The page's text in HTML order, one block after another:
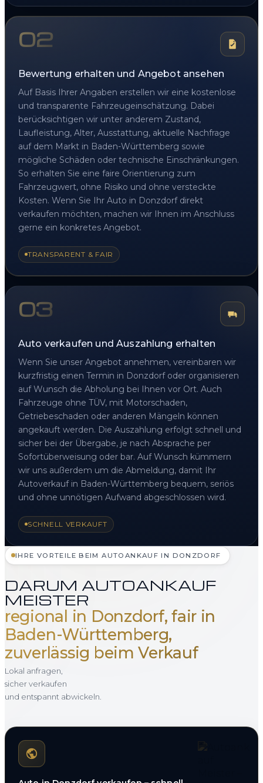
02
Bewertung erhalten und Angebot ansehen
Auf Basis Ihrer Angaben erstellen wir eine kostenlose
und transparente Fahrzeugeinschätzung. Dabei
berücksichtigen wir unter anderem Zustand,
Laufleistung, Alter, Ausstattung, aktuelle Nachfrage
auf dem Markt in Baden-Württemberg sowie
mögliche Schäden oder technische Einschränkungen.
So erhalten Sie eine faire Orientierung zum
Fahrzeugwert, ohne Risiko und ohne versteckte
Kosten. Wenn Sie Ihr Auto in Donzdorf direkt
verkaufen möchten, machen wir Ihnen im Anschluss
gerne ein konkretes Angebot.
TRANSPARENT & FAIR
03
Auto verkaufen und Auszahlung erhalten
Wenn Sie unser Angebot annehmen, vereinbaren wir
kurzfristig einen Termin in Donzdorf oder organisieren
auf Wunsch die Abholung bei Ihnen vor Ort. Auch
Fahrzeuge ohne TÜV, mit Motorschaden,
Getriebeschaden oder anderen Mängeln können
angekauft werden. Die Auszahlung erfolgt schnell und
sicher bei der Übergabe, je nach Absprache per
Sofortüberweisung oder bar. Auf Wunsch kümmern
wir uns außerdem um die Abmeldung, damit Ihr
Autoverkauf in Baden-Württemberg bequem, seriös
und ohne unnötigen Aufwand abgeschlossen wird.
SCHNELL VERKAUFT
IHRE VORTEILE BEIM AUTOANKAUF IN DONZDORF
DARUM AUTOANKAUF
MEISTER
regional in Donzdorf, fair in
Baden-Württemberg,
zuverlässig beim Verkauf
Lokal anfragen,
sicher verkaufen
und entspannt abwickeln.